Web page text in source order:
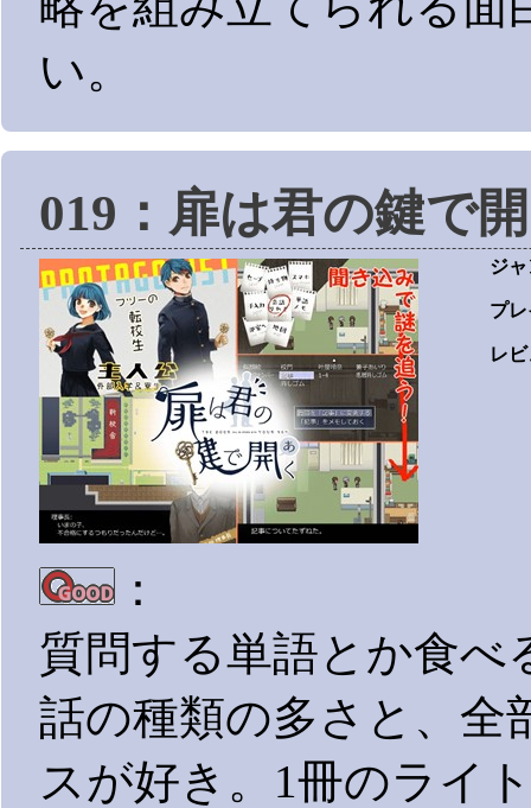
い。
019：扉は君の鍵で
ジ
プ
レ
：
質問する単語とか食べ
話の種類の多さと、全
スが好き。1冊のライ